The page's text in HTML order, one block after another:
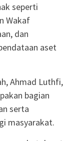
seperti
Wakaf
dan
aset
Ahmad Luthfi,
bagian
serta
masyarakat.